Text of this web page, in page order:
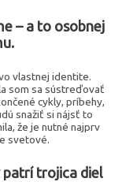
– a to osobnej
vlastnej identite.
som sa sústreďovať
cykly, príbehy,
snažiť si nájsť to
že je nutné najprv
svetové.
patrí trojica diel